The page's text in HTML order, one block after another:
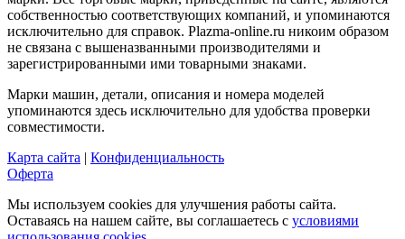
собственностью соответствующих компаний, и упоминаются
исключительно для справок. Plazma-online.ru никоим образом
не связана с вышеназванными производителями и
зарегистрированными ими товарными знаками.
Марки машин, детали, описания и номера моделей
упоминаются здесь исключительно для удобства проверки
совместимости.
Карта сайта | Конфиденциальность
Оферта
Мы используем cookies для улучшения работы сайта.
Оставаясь на нашем сайте, вы соглашаетесь с условиями